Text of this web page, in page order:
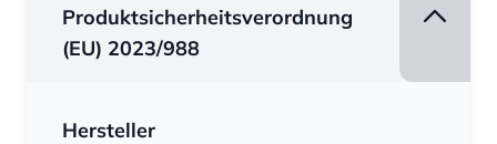
Produktsicherheitsverordnung
(EU) 2023/988
Hersteller